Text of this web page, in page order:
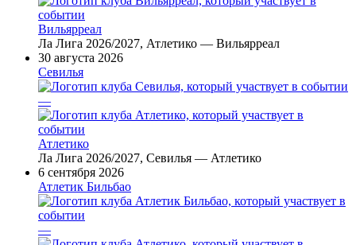
Вильярреал
Ла Лига 2026/2027, Атлетико — Вильярреал
30 августа 2026
Севилья
—
Атлетико
Ла Лига 2026/2027, Севилья — Атлетико
6 сентября 2026
Атлетик Бильбао
—